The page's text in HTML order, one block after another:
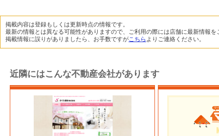
に投稿
ね！
掲載内容は登録もしくは更新時点の情報です。
最新の情報とは異なる可能性がありますので、ご利用の際には店舗に最新情報を
掲載情報に誤りがありましたら、お手数ですがこちら よりご連絡ください。
近隣にはこんな不動産会社があります